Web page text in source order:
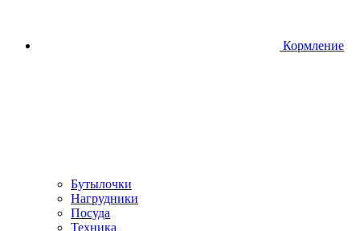
Кормление
Бутылочки
Нагрудники
Посуда
Техника